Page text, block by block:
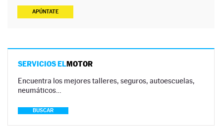
APÚNTATE
SERVICIOS ELMOTOR
Encuentra los mejores talleres, seguros, autoescuelas,
neumáticos…
BUSCAR